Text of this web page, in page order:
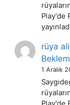
Play'de
rüya
1 Aralık